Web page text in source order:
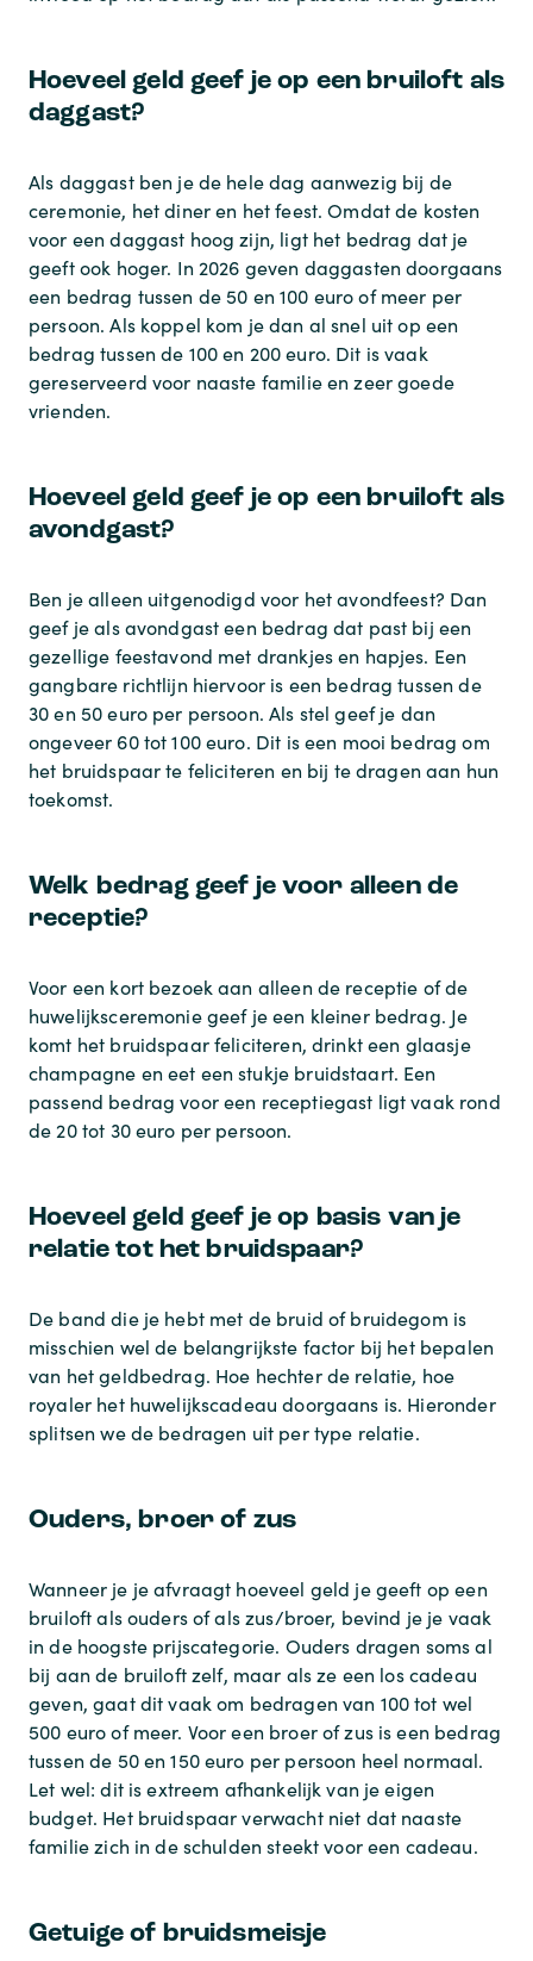
Hoeveel geld geef je op een bruiloft als
daggast?
Als daggast ben je de hele dag aanwezig bij de
ceremonie, het diner en het feest. Omdat de kosten
voor een daggast hoog zijn, ligt het bedrag dat je
geeft ook hoger. In 2026 geven daggasten doorgaans
een bedrag tussen de 50 en 100 euro of meer per
persoon. Als koppel kom je dan al snel uit op een
bedrag tussen de 100 en 200 euro. Dit is vaak
gereserveerd voor naaste familie en zeer goede
vrienden.
Hoeveel geld geef je op een bruiloft als
avondgast?
Ben je alleen uitgenodigd voor het avondfeest? Dan
geef je als avondgast een bedrag dat past bij een
gezellige feestavond met drankjes en hapjes. Een
gangbare richtlijn hiervoor is een bedrag tussen de
30 en 50 euro per persoon. Als stel geef je dan
ongeveer 60 tot 100 euro. Dit is een mooi bedrag om
het bruidspaar te feliciteren en bij te dragen aan hun
toekomst.
Welk bedrag geef je voor alleen de
receptie?
Voor een kort bezoek aan alleen de receptie of de
huwelijksceremonie geef je een kleiner bedrag. Je
komt het bruidspaar feliciteren, drinkt een glaasje
champagne en eet een stukje bruidstaart. Een
passend bedrag voor een receptiegast ligt vaak rond
de 20 tot 30 euro per persoon.
Hoeveel geld geef je op basis van je
relatie tot het bruidspaar?
De band die je hebt met de bruid of bruidegom is
misschien wel de belangrijkste factor bij het bepalen
van het geldbedrag. Hoe hechter de relatie, hoe
royaler het huwelijkscadeau doorgaans is. Hieronder
splitsen we de bedragen uit per type relatie.
Ouders, broer of zus
Wanneer je je afvraagt hoeveel geld je geeft op een
bruiloft als ouders of als zus/broer, bevind je je vaak
in de hoogste prijscategorie. Ouders dragen soms al
bij aan de bruiloft zelf, maar als ze een los cadeau
geven, gaat dit vaak om bedragen van 100 tot wel
500 euro of meer. Voor een broer of zus is een bedrag
tussen de 50 en 150 euro per persoon heel normaal.
Let wel: dit is extreem afhankelijk van je eigen
budget. Het bruidspaar verwacht niet dat naaste
familie zich in de schulden steekt voor een cadeau.
Getuige of bruidsmeisje